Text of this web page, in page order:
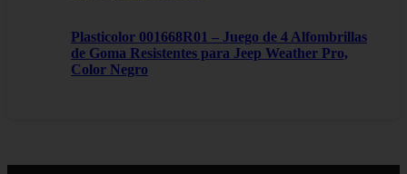
Plasticolor 001668R01 – Juego de 4 Alfombrillas
de Goma Resistentes para Jeep Weather Pro,
Color Negro